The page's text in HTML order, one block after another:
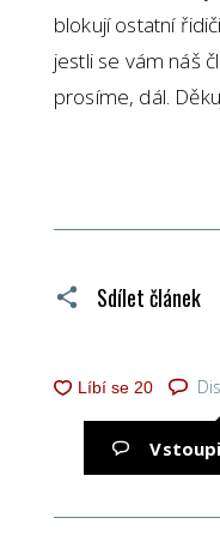
blokují ostatní
jestli se vám náš
prosíme, dál.
Sdílet článek